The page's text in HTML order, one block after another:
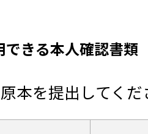
きる本人確認書類
本を提出してくだ